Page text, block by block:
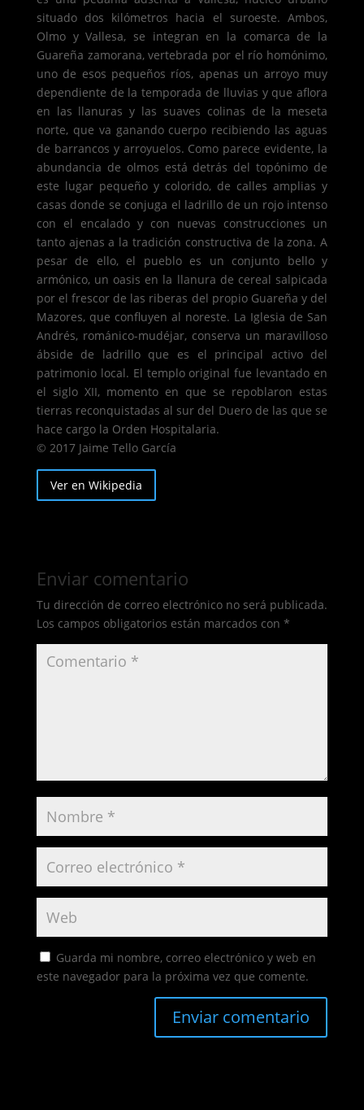
situado dos kilómetros hacia el suroeste. Ambos,
Olmo y Vallesa, se integran en la comarca de la
Guareña zamorana, vertebrada por el río homónimo,
uno de esos pequeños ríos, apenas un arroyo muy
dependiente de la temporada de lluvias y que aflora
en las llanuras y las suaves colinas de la meseta
norte, que va ganando cuerpo recibiendo las aguas
de barrancos y arroyuelos. Como parece evidente, la
abundancia de olmos está detrás del topónimo de
este lugar pequeño y colorido, de calles amplias y
casas donde se conjuga el ladrillo de un rojo intenso
con el encalado y con nuevas construcciones un
tanto ajenas a la tradición constructiva de la zona. A
pesar de ello, el pueblo es un conjunto bello y
armónico, un oasis en la llanura de cereal salpicada
por el frescor de las riberas del propio Guareña y del
Mazores, que confluyen al noreste. La Iglesia de San
Andrés, románico-mudéjar, conserva un maravilloso
ábside de ladrillo que es el principal activo del
patrimonio local. El templo original fue levantado en
el siglo XII, momento en que se repoblaron estas
tierras reconquistadas al sur del Duero de las que se
hace cargo la Orden Hospitalaria.
© 2017 Jaime Tello García
Ver en Wikipedia
Enviar comentario
Tu dirección de correo electrónico no será publicada.
Los campos obligatorios están marcados con *
Guarda mi nombre, correo electrónico y web en
este navegador para la próxima vez que comente.